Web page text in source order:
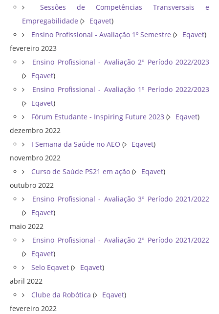
Sessões de Competências Transversais e
Empregabilidade ( Eqavet)
Ensino Profissional - Avaliação 1º Semestre ( Eqavet)
fevereiro 2023
Ensino Profissional - Avaliação 2º Período 2022/2023
(
Eqavet)
Ensino Profissional - Avaliação 1º Período 2022/2023
(
Eqavet)
Fórum Estudante - Inspiring Future 2023 ( Eqavet)
dezembro 2022
I Semana da Saúde no AEO ( Eqavet)
novembro 2022
Curso de Saúde PS21 em ação ( Eqavet)
outubro 2022
Ensino Profissional - Avaliação 3º Período 2021/2022
(
Eqavet)
maio 2022
Ensino Profissional - Avaliação 2º Período 2021/2022
(
Eqavet)
Selo Eqavet ( Eqavet)
abril 2022
Clube da Robótica ( Eqavet)
fevereiro 2022